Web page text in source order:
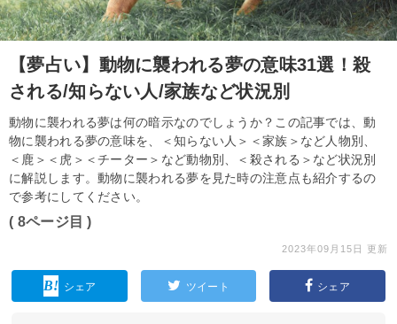
【夢占い】動物に襲われる夢の意味31選！殺
される/知らない人/家族など状況別
動物に襲われる夢は何の暗示なのでしょうか？この記事では、動
物に襲われる夢の意味を、＜知らない人＞＜家族＞など人物別、
＜鹿＞＜虎＞＜チーター＞など動物別、＜殺される＞など状況別
に解説します。動物に襲われる夢を見た時の注意点も紹介するの
で参考にしてください。
( 8ページ目 )
2023年09月15日 更新
シェア ツイート シェア